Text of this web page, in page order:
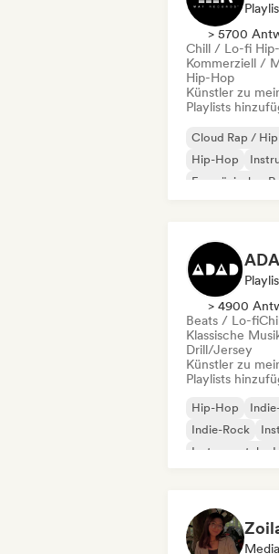
> 5700
Chill / Lo-fi
Kommerziell /
Hip-Hop
Künstler zu
Playlists
Cloud Rap /
Hip-Hop
Französischer
> 4900
Beats / Lo-fi
Klassische
Drill/Jersey
Künstler zu
Playlists
Hip-Hop
Indie-Rock
Instrumentaler